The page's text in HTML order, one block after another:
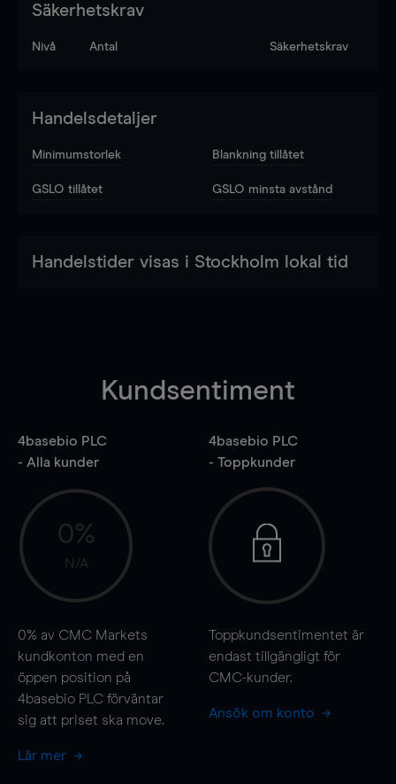
Säkerhetskrav
Nivå Antal Säkerhetskrav
Handelsdetaljer
Minimumstorlek Blankning tillåtet
GSLO tillåtet GSLO minsta avstånd
Handelstider visas i Stockholm lokal tid
Kundsentiment
4basebio PLC
- Alla kunder
0%
N/A
0% av CMC Markets
kundkonton med en
öppen position på
4basebio PLC förväntar
sig att priset ska move.
Lär mer
4basebio PLC
- Toppkunder
Toppkundsentimentet är
endast tillgängligt för
CMC-kunder.
Ansök om konto